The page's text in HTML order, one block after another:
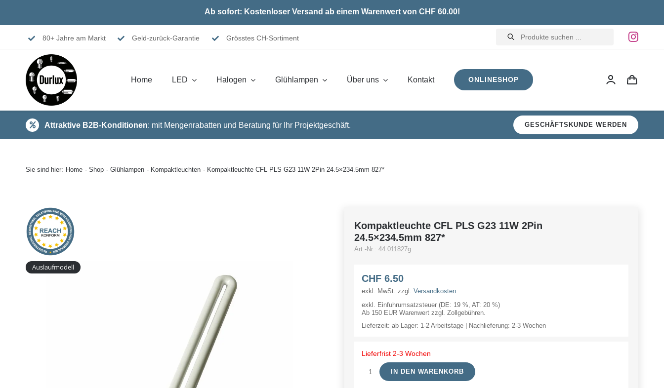
Ab sofort: Kostenloser Versand ab einem Warenwert von CHF 60.00!
80+ Jahre am Markt Geld-zurück-Garantie Grösstes CH-Sortiment
Products
search
Home LED Halogen Glühlampen Über uns Kontakt ONLINESHOP
Attraktive B2B-Konditionen: mit Mengenrabatten und Beratung für Ihr Projektgeschäft. GESCHÄFTSKUNDE WERDEN
Sie sind hier: Home Shop Glühlampen Kompaktleuchten Kompaktleuchte CFL PLS G23 11W 2Pin 24.5×234.5mm 827*
Auslaufmodell
Kompaktleuchte CFL PLS G23 11W 2Pin
24.5×234.5mm 827*
Art.-Nr.: 44.011827g
CHF6.50
exkl. MwSt. zzgl. Versandkosten
exkl. Einfuhrumsatzsteuer (DE: 19 %, AT: 20 %)
Ab 150 EUR Warenwert zzgl. Zollgebühren.
Lieferzeit: ab Lager: 1-2 Arbeitstage | Nachlieferung: 2-3 Wochen
Lieferfrist 2-3 Wochen
Kompaktleuchte
IN DEN WARENKORB